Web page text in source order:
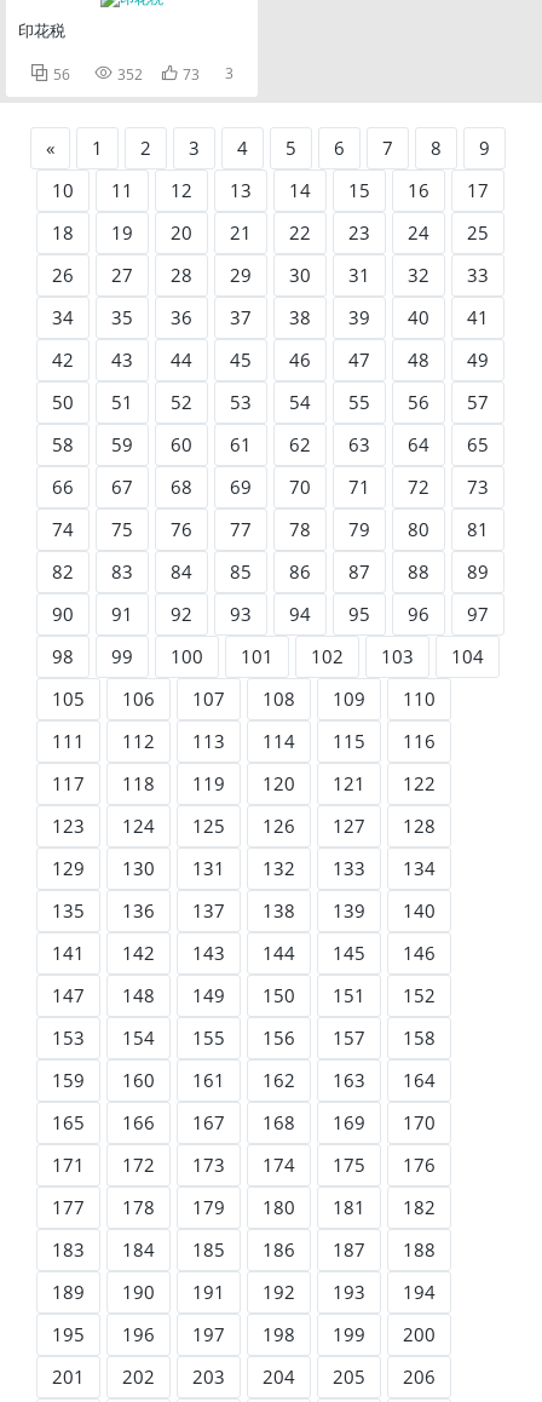
印花税
 56  352  73 3
« 1 2 3 4 5 6 7 8
9
10
11 12 13 14 15 16
17
18
19 20 21 22 23 24
25
26
27 28 29 30 31 32
33
34
35 36 37 38 39 40
41
42
43 44 45 46 47 48
49
50
51 52 53 54 55 56
57
58
59 60 61 62 63 64
65
66
67 68 69 70 71 72
73
74
75 76 77 78 79 80
81
82
83 84 85 86 87 88
89
90
91 92 93 94 95 96
97
98
99 100 101 102 103
104
105
106 107 108 109
110
111
112 113 114 115
116
117
118 119 120 121
122
123
124 125 126 127
128
129
130 131 132 133
134
135
136 137 138 139
140
141
142 143 144 145
146
147
148 149 150 151
152
153
154 155 156 157
158
159
160 161 162 163
164
165
166 167 168 169
170
171
172 173 174 175
176
177
178 179 180 181
182
183
184 185 186 187
188
189
190 191 192 193
194
195
196 197 198 199
200
201
202 203 204 205
206